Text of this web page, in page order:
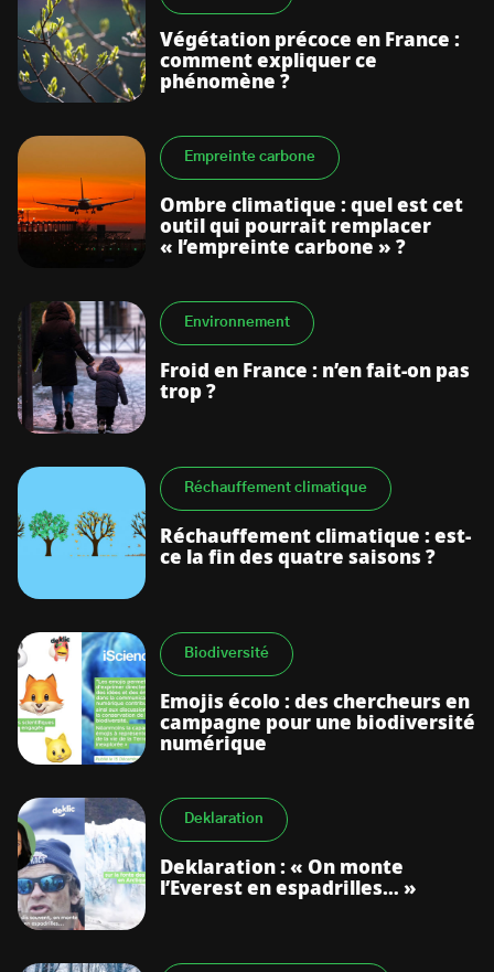
Végétation précoce en France :
comment expliquer ce
phénomène ?
Empreinte carbone
Ombre climatique : quel est cet
outil qui pourrait remplacer
« l’empreinte carbone » ?
Environnement
Froid en France : n’en fait-on pas
trop ?
Réchauffement climatique
Réchauffement climatique : est-
ce la fin des quatre saisons ?
Biodiversité
Emojis écolo : des chercheurs en
campagne pour une biodiversité
numérique
Deklaration
Deklaration : « On monte
l’Everest en espadrilles… »